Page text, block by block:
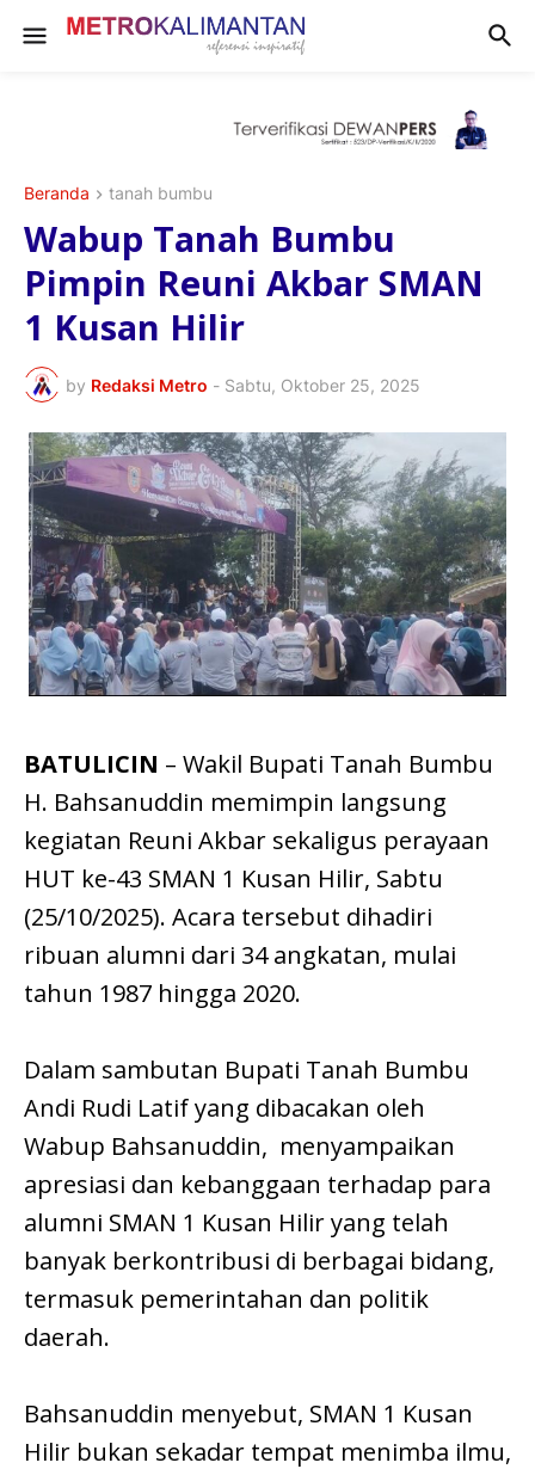
Beranda tanah bumbu
Wabup Tanah Bumbu
Pimpin Reuni Akbar SMAN
1 Kusan Hilir
by Redaksi Metro - Sabtu, Oktober 25, 2025
BATULICIN – Wakil Bupati Tanah Bumbu
H. Bahsanuddin memimpin langsung
kegiatan Reuni Akbar sekaligus perayaan
HUT ke-43 SMAN 1 Kusan Hilir, Sabtu
(25/10/2025). Acara tersebut dihadiri
ribuan alumni dari 34 angkatan, mulai
tahun 1987 hingga 2020.
Dalam sambutan Bupati Tanah Bumbu
Andi Rudi Latif yang dibacakan oleh
Wabup Bahsanuddin, menyampaikan
apresiasi dan kebanggaan terhadap para
alumni SMAN 1 Kusan Hilir yang telah
banyak berkontribusi di berbagai bidang,
termasuk pemerintahan dan politik
daerah.
Bahsanuddin menyebut, SMAN 1 Kusan
Hilir bukan sekadar tempat menimba ilmu,